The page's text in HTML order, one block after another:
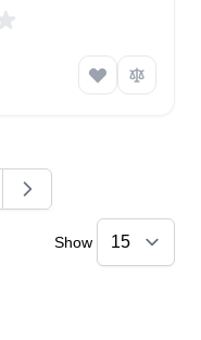
reading page
Show